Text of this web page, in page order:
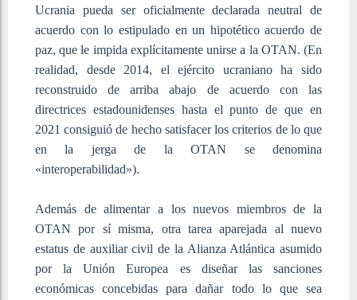
Ucrania pueda ser oficialmente declarada neutral de
acuerdo con lo estipulado en un hipotético acuerdo de
paz, que le impida explícitamente unirse a la OTAN. (En
realidad, desde 2014, el ejército ucraniano ha sido
reconstruido de arriba abajo de acuerdo con las
directrices estadounidenses hasta el punto de que en
2021 consiguió de hecho satisfacer los criterios de lo que
en la jerga de la OTAN se denomina
«interoperabilidad»).
Además de alimentar a los nuevos miembros de la
OTAN por sí misma, otra tarea aparejada al nuevo
estatus de auxiliar civil de la Alianza Atlántica asumido
por la Unión Europea es diseñar las sanciones
económicas concebidas para dañar todo lo que sea